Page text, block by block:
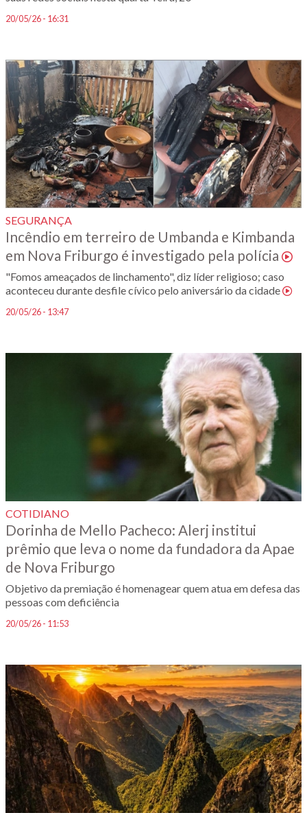
20/05/26 - 16:31
SEGURANÇA
Incêndio em terreiro de Umbanda e Kimbanda
em Nova Friburgo é investigado pela polícia
"Fomos ameaçados de linchamento", diz líder religioso; caso
aconteceu durante desfile cívico pelo aniversário da cidade
20/05/26 - 13:47
COTIDIANO
Dorinha de Mello Pacheco: Alerj institui
prêmio que leva o nome da fundadora da Apae
de Nova Friburgo
Objetivo da premiação é homenagear quem atua em defesa das
pessoas com deficiência
20/05/26 - 11:53